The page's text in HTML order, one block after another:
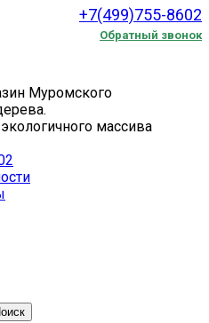
+7(499)755-8602
Обратный звонок
Муромского
массива